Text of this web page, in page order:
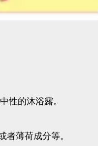
性的沐浴露。
薄荷成分等。